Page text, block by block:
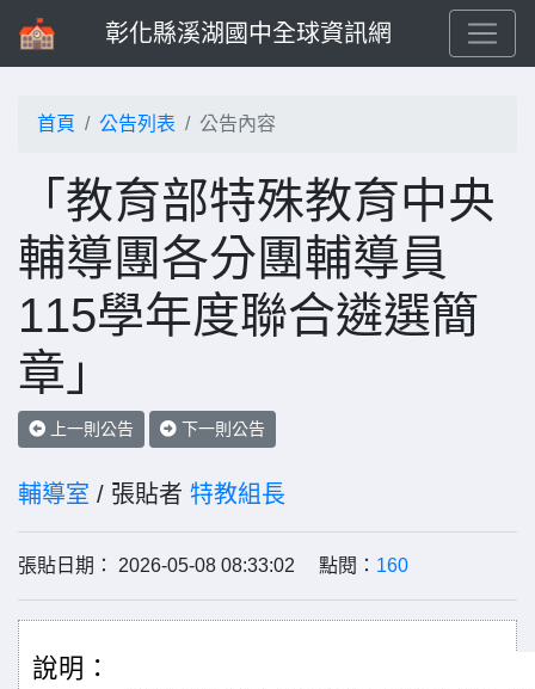
彰化縣溪湖國中全球資訊網
首頁 公告列表 公告內容
「教育部特殊教育中央
輔導團各分團輔導員
115學年度聯合遴選簡
章」
上一則公告 下一則公告
輔導室 / 張貼者 特教組長
張貼日期： 2026-05-08 08:33:02 點閱： 160
說明：